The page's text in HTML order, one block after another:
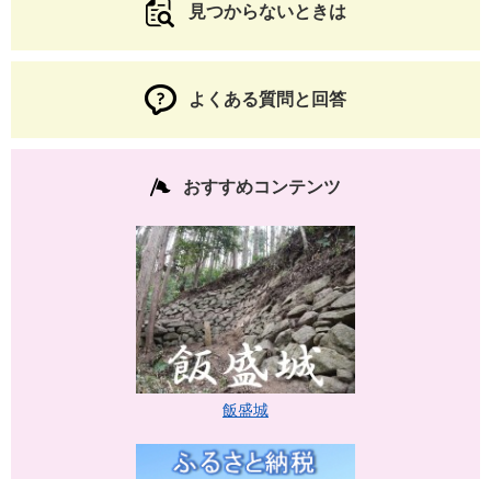
見つからないときは
よくある質問と回答
おすすめコンテンツ
飯盛城